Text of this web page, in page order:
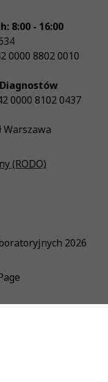
8:00 - 16:00
0000 8802 0010
0000 8102 0437
Warszawa
(RODO)
2026